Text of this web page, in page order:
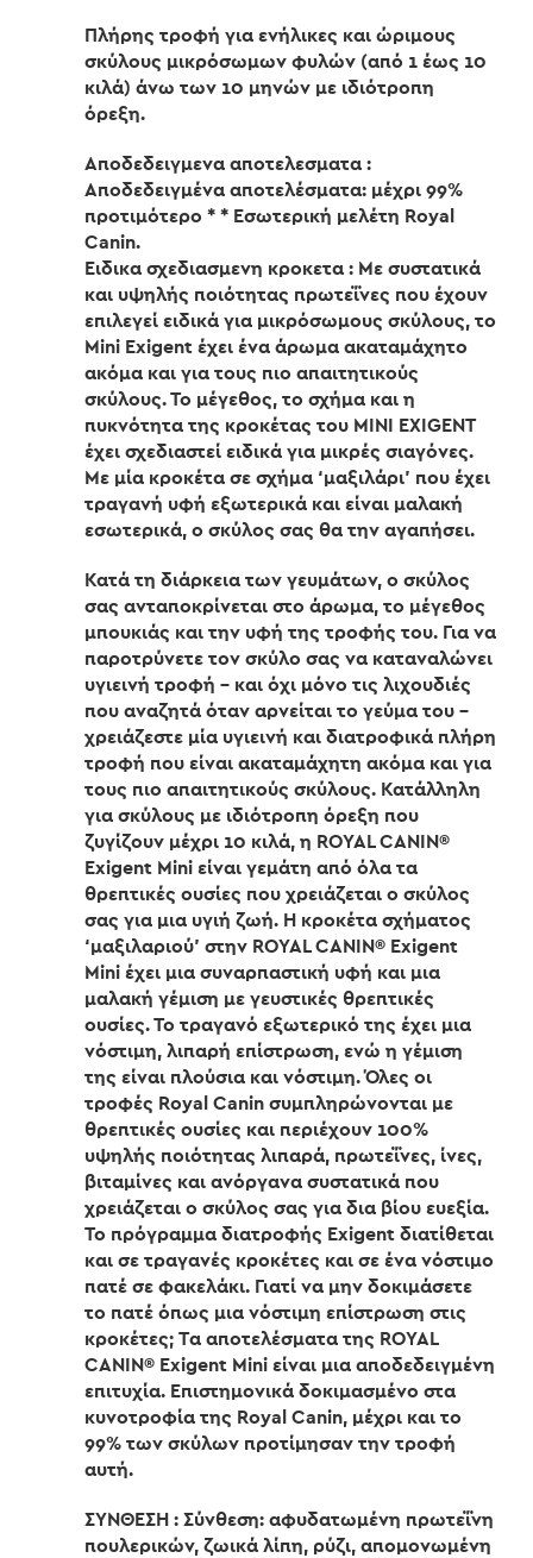
Πλήρης τροφή για ενήλικες και ώριμους
σκύλους μικρόσωμων φυλών (από 1 έως 10
κιλά) άνω των 10 μηνών με ιδιότροπη
όρεξη.
Αποδεδειγμενα αποτελεσματα :
Αποδεδειγμένα αποτελέσματα: μέχρι 99%
προτιμότερο * * Εσωτερική μελέτη Royal
Canin.
Ειδικα σχεδιασμενη κροκετα : Με συστατικά
και υψηλής ποιότητας πρωτεΐνες που έχουν
επιλεγεί ειδικά για μικρόσωμους σκύλους, το
Mini Exigent έχει ένα άρωμα ακαταμάχητο
ακόμα και για τους πιο απαιτητικούς
σκύλους. Το μέγεθος, το σχήμα και η
πυκνότητα της κροκέτας του MINI EXIGENT
έχει σχεδιαστεί ειδικά για μικρές σιαγόνες.
Με μία κροκέτα σε σχήμα ‘μαξιλάρι’ που έχει
τραγανή υφή εξωτερικά και είναι μαλακή
εσωτερικά, ο σκύλος σας θα την αγαπήσει.
Κατά τη διάρκεια των γευμάτων, ο σκύλος
σας ανταποκρίνεται στο άρωμα, το μέγεθος
μπουκιάς και την υφή της τροφής του. Για να
παροτρύνετε τον σκύλο σας να καταναλώνει
υγιεινή τροφή – και όχι μόνο τις λιχουδιές
που αναζητά όταν αρνείται το γεύμα του –
χρειάζεστε μία υγιεινή και διατροφικά πλήρη
τροφή που είναι ακαταμάχητη ακόμα και για
τους πιο απαιτητικούς σκύλους. Κατάλληλη
για σκύλους με ιδιότροπη όρεξη που
ζυγίζουν μέχρι 10 κιλά, η ROYAL CANIN®
Exigent Mini είναι γεμάτη από όλα τα
θρεπτικές ουσίες που χρειάζεται ο σκύλος
σας για μια υγιή ζωή. Η κροκέτα σχήματος
‘μαξιλαριού’ στην ROYAL CANIN® Exigent
Mini έχει μια συναρπαστική υφή και μια
μαλακή γέμιση με γευστικές θρεπτικές
ουσίες. Το τραγανό εξωτερικό της έχει μια
νόστιμη, λιπαρή επίστρωση, ενώ η γέμιση
της είναι πλούσια και νόστιμη. Όλες οι
τροφές Royal Canin συμπληρώνονται με
θρεπτικές ουσίες και περιέχουν 100%
υψηλής ποιότητας λιπαρά, πρωτεΐνες, ίνες,
βιταμίνες και ανόργανα συστατικά που
χρειάζεται ο σκύλος σας για δια βίου ευεξία.
Το πρόγραμμα διατροφής Exigent διατίθεται
και σε τραγανές κροκέτες και σε ένα νόστιμο
πατέ σε φακελάκι. Γιατί να μην δοκιμάσετε
το πατέ όπως μια νόστιμη επίστρωση στις
κροκέτες; Tα αποτελέσματα της ROYAL
CANIN® Exigent Mini είναι μια αποδεδειγμένη
επιτυχία. Επιστημονικά δοκιμασμένο στα
κυνοτροφία της Royal Canin, μέχρι και το
99% των σκύλων προτίμησαν την τροφή
αυτή.
ΣΥΝΘΕΣΗ : Σύνθεση: αφυδατωμένη πρωτεΐνη
πουλερικών, ζωικά λίπη, ρύζι, απομονωμένη